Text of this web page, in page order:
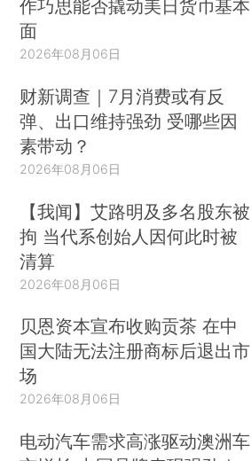
作巧思能否撬动美日货币基本
面
2026年08月06日
财新调查｜7月消费或有反
弹、出口维持强劲 受哪些因
素带动？
2026年08月06日
【我闻】艾路明及多名股东被
拘 当代系创始人因何此时被
清算
2026年08月06日
贝恩资本宣布收购贡茶 在中
国大陆无法注册商标后退出市
场
2026年08月06日
电动汽车需求高涨驱动澳洲车